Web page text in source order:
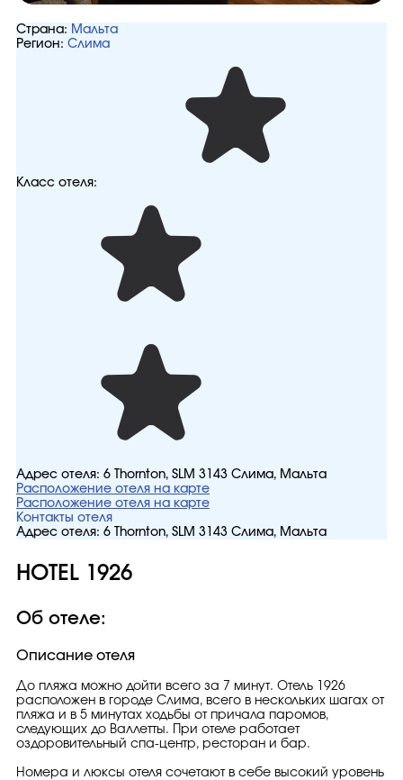
Страна: Мальта
Регион: Слима
Класс отеля:
Адрес отеля: 6 Thornton, SLM 3143 Слима, Мальта
Расположение отеля на карте
Расположение отеля на карте
Контакты отеля
Адрес отеля: 6 Thornton, SLM 3143 Слима, Мальта
HOTEL 1926
Об отеле:
Описание отеля
До пляжа можно дойти всего за 7 минут. Отель 1926
расположен в городе Слима, всего в нескольких шагах от
пляжа и в 5 минутах ходьбы от причала паромов,
следующих до Валлетты. При отеле работает
оздоровительный спа-центр, ресторан и бар.
Номера и люксы отеля сочетают в себе высокий уровень